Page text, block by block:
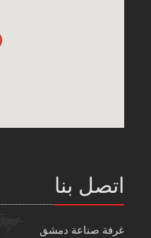
اتصل بنا
غرفة صناعة دمشق